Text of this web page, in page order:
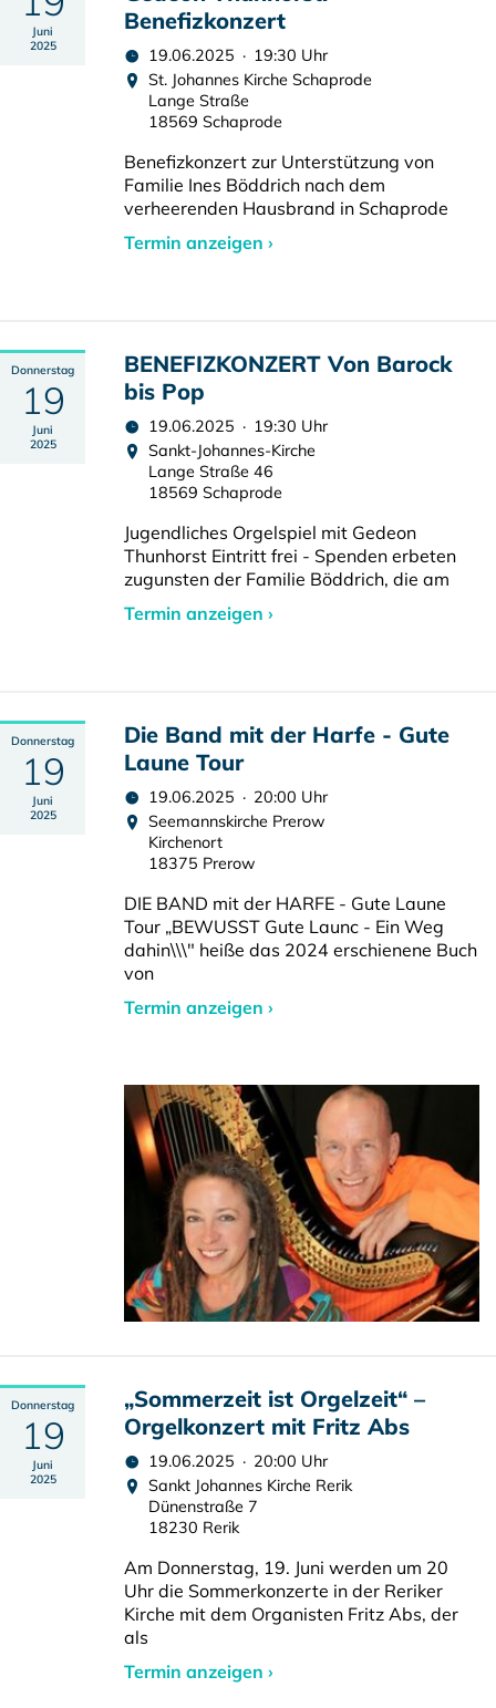
Juni
2025
Benefizkonzert
19.06.2025 · 19:30 Uhr
St. Johannes Kirche Schaprode
Lange Straße
18569 Schaprode
Benefizkonzert zur Unterstützung von
Familie Ines Böddrich nach dem
verheerenden Hausbrand in Schaprode
Termin anzeigen ›
Donnerstag
19
Juni
2025
BENEFIZKONZERT Von Barock
bis Pop
19.06.2025 · 19:30 Uhr
Sankt-Johannes-Kirche
Lange Straße 46
18569 Schaprode
Jugendliches Orgelspiel mit Gedeon
Thunhorst Eintritt frei - Spenden erbeten
zugunsten der Familie Böddrich, die am
Termin anzeigen ›
Donnerstag
19
Juni
2025
Die Band mit der Harfe - Gute
Laune Tour
19.06.2025 · 20:00 Uhr
Seemannskirche Prerow
Kirchenort
18375 Prerow
DIE BAND mit der HARFE - Gute Laune
Tour „BEWUSST Gute Launc - Ein Weg
dahin\\\" heiße das 2024 erschienene Buch
von
Termin anzeigen ›
Donnerstag
19
Juni
2025
„Sommerzeit ist Orgelzeit“ –
Orgelkonzert mit Fritz Abs
19.06.2025 · 20:00 Uhr
Sankt Johannes Kirche Rerik
Dünenstraße 7
18230 Rerik
Am Donnerstag, 19. Juni werden um 20
Uhr die Sommerkonzerte in der Reriker
Kirche mit dem Organisten Fritz Abs, der
als
Termin anzeigen ›